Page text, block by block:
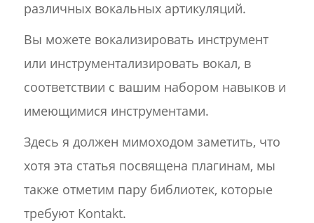
различных вокальных артикуляций.
Вы можете вокализировать инструмент
или инструментализировать вокал, в
соответствии с вашим набором навыков и
имеющимися инструментами.
Здесь я должен мимоходом заметить, что
хотя эта статья посвящена плагинам, мы
также отметим пару библиотек, которые
требуют Kontakt.